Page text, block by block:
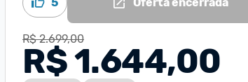
R$ 2.699,00
R$ 1.644,00